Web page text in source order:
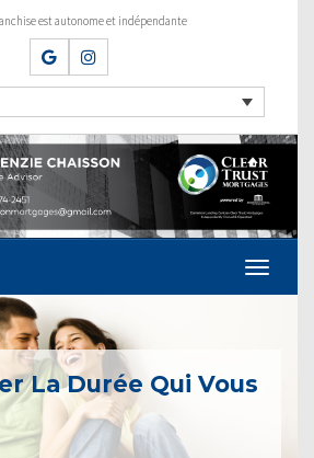
est autonome et indépendante
La Durée Qui Vous